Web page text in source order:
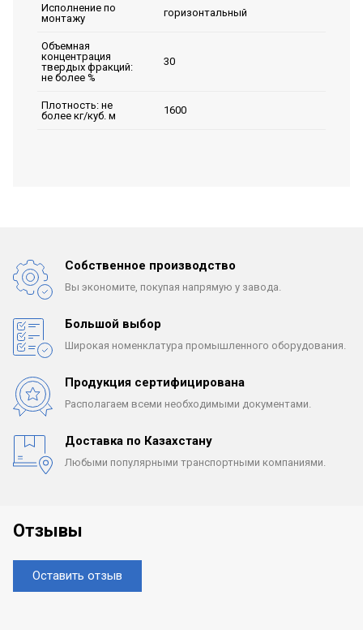
Исполнение по
монтажу
горизонтальный
Объемная
концентрация
твердых фракций:
не более %
30
Плотность: не
более кг/куб. м
1600
Собственное производство
Вы экономите, покупая напрямую у завода.
Большой выбор
Широкая номенклатура промышленного оборудования.
Продукция сертифицирована
Располагаем всеми необходимыми документами.
Доставка по Казахстану
Любыми популярными транспортными компаниями.
Отзывы
Оставить отзыв